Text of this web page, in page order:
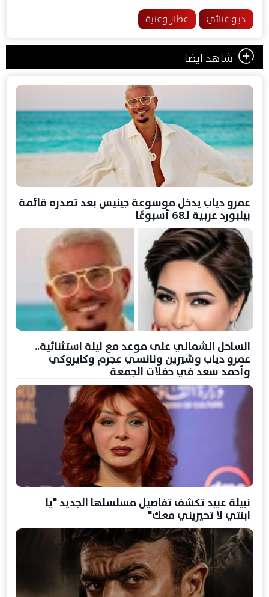
ديو غنائي عطار وعنبة
شاهد ايضا
عمرو دياب يدخل موسوعة جينيس بعد تصدره قائمة
بيلبورد عربية لـ68 أسبوعًا
الساحل الشمالي على موعد مع ليلة استثنائية..
عمرو دياب وشيرين ونانسي عجرم وكايروكي
وأحمد سعد في حفلات الجمعة
نبيلة عبيد تكشف تفاصيل مسلسلها الجديد "يا
ابنتي لا تحيريني معك"